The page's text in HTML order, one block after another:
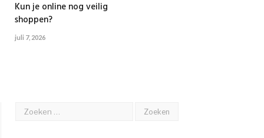
Kun je online nog veilig
shoppen?
juli 7, 2026